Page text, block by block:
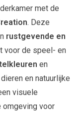
met de
. Deze
rustgevende en
voor de speel- en
en
en natuurlijke
visuele
omgeving voor